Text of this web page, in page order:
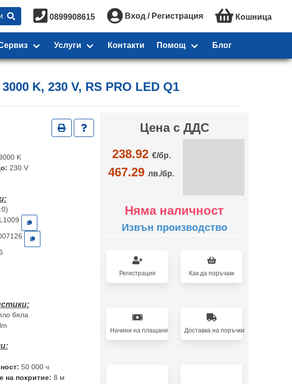
0899908615 Вход / Регистрация Кошница
Услуги Контакти Помощ Блог
K, 230 V, RS PRO LED Q1
K
230 V
бяла
50 000 ч
на покритие: 8 м
Цена с ДДС
238.92 €/бр.
467.29лв./бр.
Няма наличност
Извън производство
Регистрация Как да поръчам
Начини на плащане Доставка на поръчки